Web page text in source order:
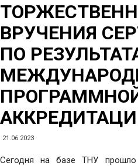
ВРУЧЕНИЯ
ПО
21.06.2023
Сегодня на базе ТНУ прошло